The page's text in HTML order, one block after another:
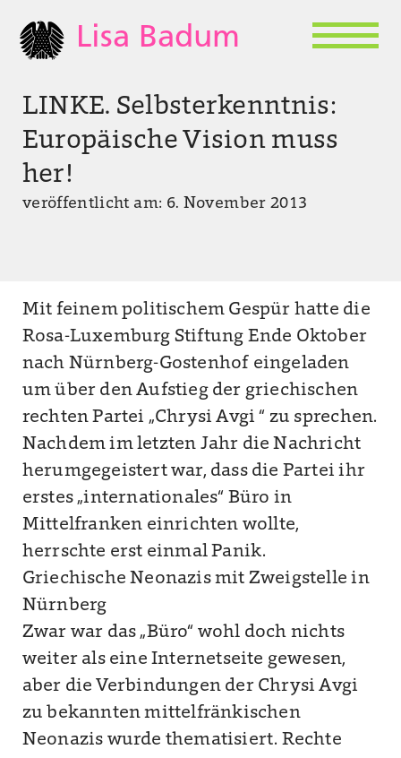
Lisa Badum
LINKE. Selbsterkenntnis:
Europäische Vision muss
her!
veröffentlicht am: 6. November 2013
Mit feinem politischem Gespür hatte die
Rosa-Luxemburg Stiftung Ende Oktober
nach Nürnberg-Gostenhof eingeladen
um über den Aufstieg der griechischen
rechten Partei „Chrysi Avgi “ zu sprechen.
Nachdem im letzten Jahr die Nachricht
herumgegeistert war, dass die Partei ihr
erstes „internationales“ Büro in
Mittelfranken einrichten wollte,
herrschte erst einmal Panik.
Griechische Neonazis mit Zweigstelle in
Nürnberg
Zwar war das „Büro“ wohl doch nichts
weiter als eine Internetseite gewesen,
aber die Verbindungen der Chrysi Avgi
zu bekannten mittelfränkischen
Neonazis wurde thematisiert. Rechte